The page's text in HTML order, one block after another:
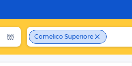
Comelico Superiore